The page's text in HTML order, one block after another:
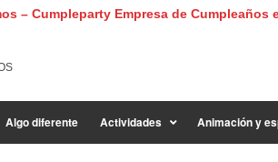
– Cumpleparty Empresa de Cumpleaños
Algo diferente Actividades Animación y